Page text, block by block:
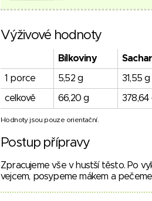
Výživové hodnoty
Bílkoviny
1 porce 5,52 g 31,55 g
celkově 66,20 g 378,64
Hodnoty jsou pouze orientační.
Postup přípravy
Zpracujeme vše v hustší těsto. Po
vejcem, posypeme mákem a